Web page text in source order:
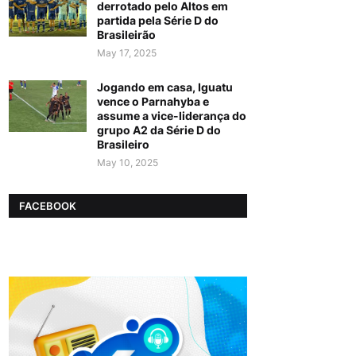
derrotado pelo Altos em
partida pela Série D do
Brasileirão
May 17, 2025
Jogando em casa, Iguatu
vence o Parnahyba e
assume a vice-liderança do
grupo A2 da Série D do
Brasileiro
May 10, 2025
FACEBOOK